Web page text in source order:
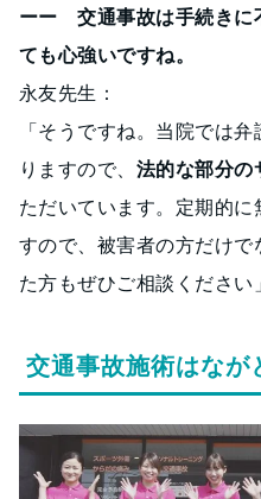
ーー 交通事故は手続きに
ても心強いですね。
永友先生：
「そうですね。当院では
りますので、 法的な部分の
ただいています。定期的
すので、被害者の方だけ
た方もぜひご相談ください」
交通事故施術はなが